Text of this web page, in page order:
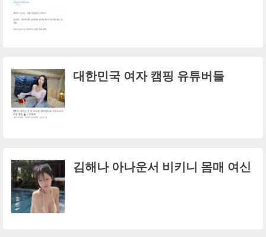
대한민국 여자 캠핑 유튜버들
김해나 아나운서 비키니 몸매 여신